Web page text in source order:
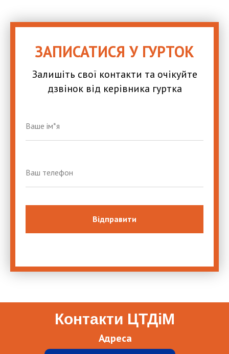
ЗАПИСАТИСЯ У ГУРТОК
Залишіть свої контакти та очікуйте
дзвінок від керівника гуртка
Відправити
Контакти ЦТДіМ
Адреса